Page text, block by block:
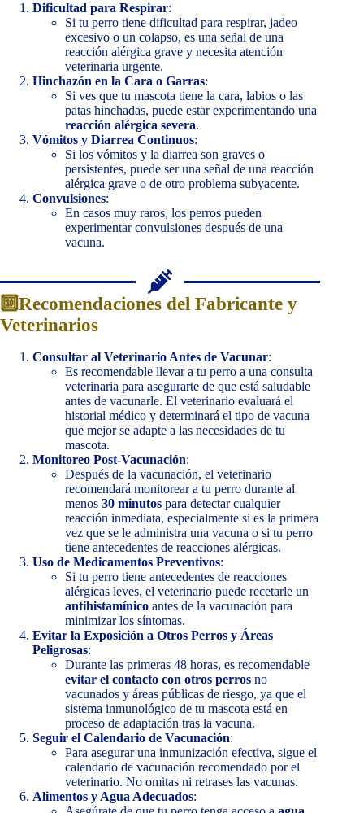
Dificultad para Respirar:
Si tu perro tiene dificultad para respirar, jadeo
excesivo o un colapso, es una señal de una
reacción alérgica grave y necesita atención
veterinaria urgente.
Hinchazón en la Cara o Garras:
Si ves que tu mascota tiene la cara, labios o las
patas hinchadas, puede estar experimentando una
reacción alérgica severa.
Vómitos y Diarrea Continuos:
Si los vómitos y la diarrea son graves o
persistentes, puede ser una señal de una reacción
alérgica grave o de otro problema subyacente.
Convulsiones:
En casos muy raros, los perros pueden
experimentar convulsiones después de una
vacuna.
🔟Recomendaciones del Fabricante y
Veterinarios
Consultar al Veterinario Antes de Vacunar:
Es recomendable llevar a tu perro a una consulta
veterinaria para asegurarte de que está saludable
antes de vacunarle. El veterinario evaluará el
historial médico y determinará el tipo de vacuna
que mejor se adapte a las necesidades de tu
mascota.
Monitoreo Post-Vacunación:
Después de la vacunación, el veterinario
recomendará monitorear a tu perro durante al
menos 30 minutos para detectar cualquier
reacción inmediata, especialmente si es la primera
vez que se le administra una vacuna o si tu perro
tiene antecedentes de reacciones alérgicas.
Uso de Medicamentos Preventivos:
Si tu perro tiene antecedentes de reacciones
alérgicas leves, el veterinario puede recetarle un
antihistamínico antes de la vacunación para
minimizar los síntomas.
Evitar la Exposición a Otros Perros y Áreas
Peligrosas:
Durante las primeras 48 horas, es recomendable
evitar el contacto con otros perros no
vacunados y áreas públicas de riesgo, ya que el
sistema inmunológico de tu mascota está en
proceso de adaptación tras la vacuna.
Seguir el Calendario de Vacunación:
Para asegurar una inmunización efectiva, sigue el
calendario de vacunación recomendado por el
veterinario. No omitas ni retrases las vacunas.
Alimentos y Agua Adecuados: